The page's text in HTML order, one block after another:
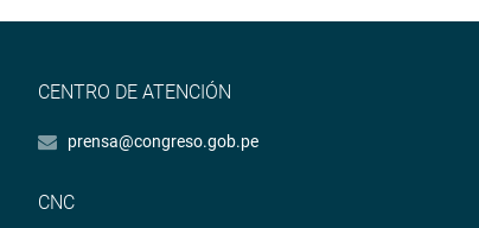
CENTRO DE ATENCIÓN
prensa@congreso.gob.pe
CNC